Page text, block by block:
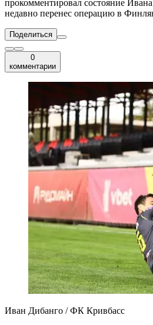
прокомментировал состояние
недавно перенес операцию в
Поделиться
0
комментарии
Иван Дибанго / ФК Кривбасс